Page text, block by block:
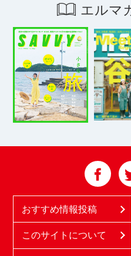
エルマ
おすすめ情報投稿
このサイトについて